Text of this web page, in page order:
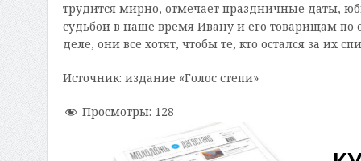
трудится мирно, отмечает праздничные даты,
судьбой в наше время Ивану и его товарищам
деле, они все хотят, чтобы те, кто остался за их
Источник: издание «Голос степи»
Просмотры: 128